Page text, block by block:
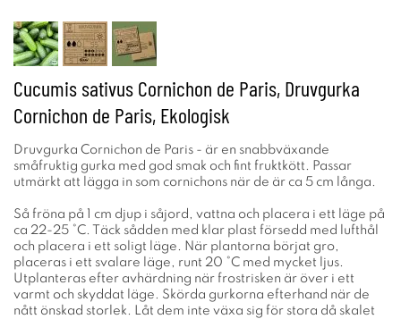
Cucumis sativus Cornichon de Paris, Druvgurka
Cornichon de Paris, Ekologisk
Druvgurka Cornichon de Paris - är en snabbväxande
småfruktig gurka med god smak och fint fruktkött. Passar
utmärkt att lägga in som cornichons när de är ca 5 cm långa.
Så fröna på 1 cm djup i såjord, vattna och placera i ett läge på
ca 22-25 °C. Täck sådden med klar plast försedd med lufthål
och placera i ett soligt läge. När plantorna börjat gro,
placeras i ett svalare läge, runt 20 °C med mycket ljus.
Utplanteras efter avhärdning när frostrisken är över i ett
varmt och skyddat läge. Skörda gurkorna efterhand när de
nått önskad storlek. Låt dem inte växa sig för stora då skalet